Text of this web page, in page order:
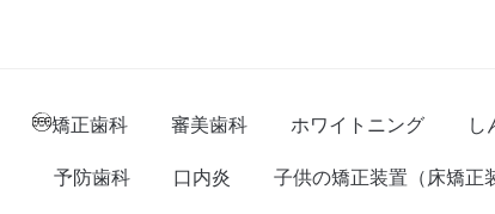
矯正歯科 審美歯科 ホワイトニング し
予防歯科 口内炎 子供の矯正装置（床矯正